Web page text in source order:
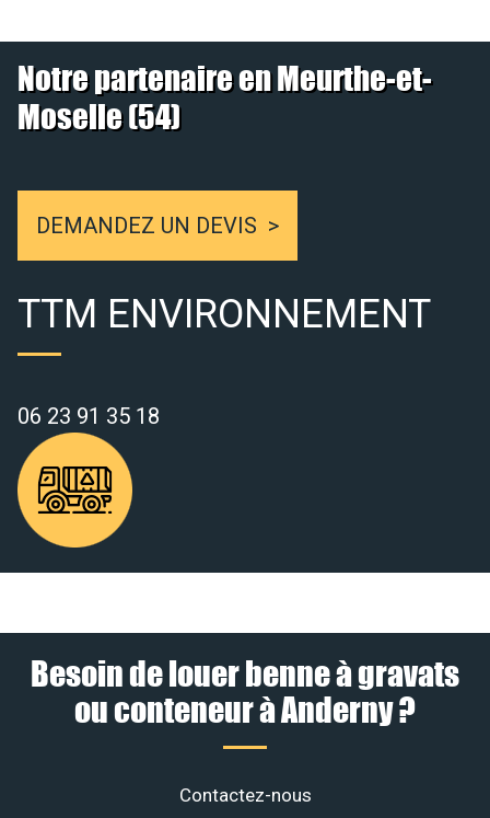
Notre partenaire en Meurthe-et-
Moselle (54)
DEMANDEZ UN DEVIS
TTM ENVIRONNEMENT
06 23 91 35 18
Besoin de louer benne à gravats
ou conteneur à Anderny ?
Contactez-nous